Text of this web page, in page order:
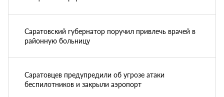
Саратовский губернатор поручил привлечь врачей в
районную больницу
Саратовцев предупредили об угрозе атаки
беспилотников и закрыли аэропорт